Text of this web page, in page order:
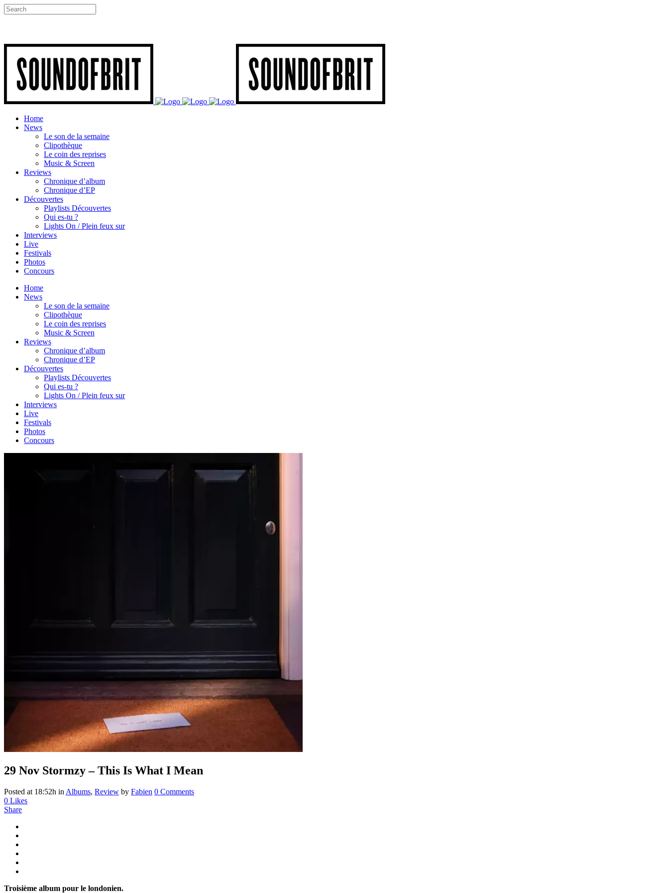
Home
News
Le son de la semaine
Clipothèque
Le coin des reprises
Music & Screen
Reviews
Chronique d’album
Chronique d’EP
Découvertes
Playlists Découvertes
Qui es-tu ?
Lights On / Plein feux sur
Interviews
Live
Festivals
Photos
Concours
Home
News
Le son de la semaine
Clipothèque
Le coin des reprises
Music & Screen
Reviews
Chronique d’album
Chronique d’EP
Découvertes
Playlists Découvertes
Qui es-tu ?
Lights On / Plein feux sur
Interviews
Live
Festivals
Photos
Concours
29 Nov Stormzy – This Is What I Mean
Posted at 18:52h in Albums, Review by Fabien 0 Comments
0 Likes
Share
Troisième album pour le londonien.